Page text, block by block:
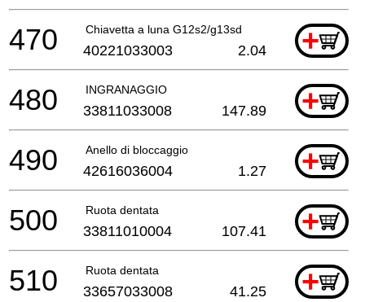
Chiavetta a luna G12s2/g13sd +
470 40221033003 2.04
INGRANAGGIO +
480 33811033008 147.89
Anello di bloccaggio +
490 42616036004 1.27
Ruota dentata +
500 33811010004 107.41
Ruota dentata +
510 33657033008 41.25